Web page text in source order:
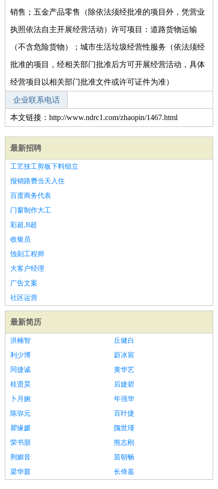
销售；五金产品零售（除依法须经批准的项目外，凭营业
执照依法自主开展经营活动）许可项目：道路货物运输
（不含危险货物）；城市生活垃圾经营性服务（依法须经
批准的项目，经相关部门批准后方可开展经营活动，具体
经营项目以相关部门批准文件或许可证件为准）
企业联系电话
本文链接：http://www.ndrc1.com/zhaopin/1467.html
最新招聘
工艺技工剪板下料组立
报销路费当天入住
百度商务代表
门窗制作大工
彩超,B超
收银员
蚀刻工程师
大客户经理
广告文案
社区运营
最新简历
洪楠智
丘健白
利少博
蔚冰宸
同捷诚
黄华艺
桂贤昊
后婕碧
卜月婉
年强华
陈弥元
百叶捷
瞿缘媛
隗世瑾
荣书朋
熊志刚
荆媚音
苗朝畅
梁华茵
长倚嘉